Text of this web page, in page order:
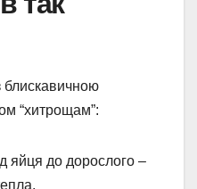
блискавичною
“хитрощам”:
яйця до дорослого –